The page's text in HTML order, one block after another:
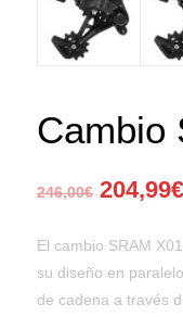
Cambio
246,00€ 204,99€
El cambio SRAM
su diseño en
de cadena a través